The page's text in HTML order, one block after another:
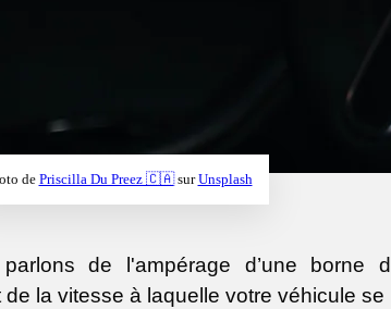
de Priscilla Du Preez 🇨🇦surUnsplash
de l'ampérage d’une borne
la vitesse à laquelle votre véhicule